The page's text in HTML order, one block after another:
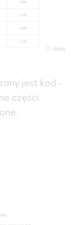
jest kod -
części